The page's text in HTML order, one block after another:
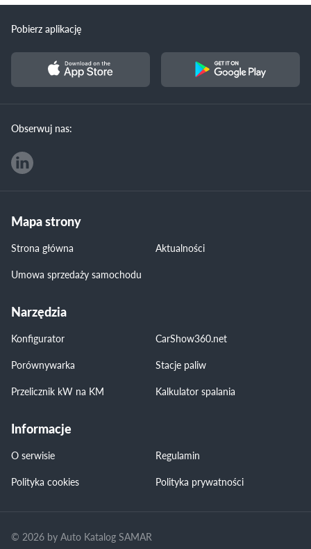
Pobierz aplikację
Obserwuj nas:
Mapa strony
Strona główna
Aktualności
Umowa sprzedaży samochodu
Narzędzia
Konfigurator
CarShow360.net
Porównywarka
Stacje paliw
Przelicznik kW na KM
Kalkulator spalania
Informacje
O serwisie
Regulamin
Polityka cookies
Polityka prywatności
© 2026 by Auto Katalog SAMAR